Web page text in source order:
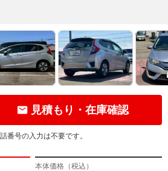
見積もり・在庫確認
番号の入力は不要です。
本体価格（税込）